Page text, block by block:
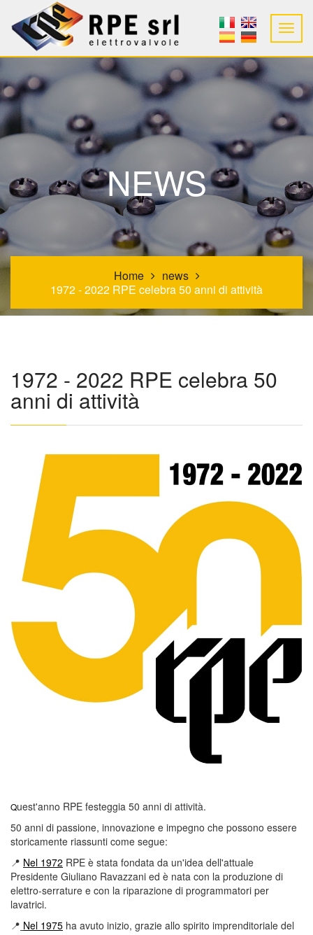
NEWS
Home
news
1972 - 2022 RPE celebra 50 anni di attività
1972 - 2022 RPE celebra 50
anni di attività
Quest'anno RPE festeggia 50 anni di attività.
50 anni di passione, innovazione e impegno che possono essere
storicamente riassunti come segue:
📍 Nel 1972 RPE è stata fondata da un'idea dell'attuale
Presidente Giuliano Ravazzani ed è nata con la produzione di
elettro-serrature e con la riparazione di programmatori per
lavatrici.
📍 Nel 1975 ha avuto inizio, grazie allo spirito imprenditoriale del